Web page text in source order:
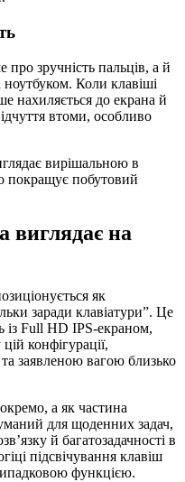
зручність пальців, а й
Коли клавіші
нахиляється до екрана й
втоми, особливо
вирішальною в
покращує побутовий
виглядає на
як
заради клавіатури”. Це
із Full HD IPS-екраном,
конфігурації,
заявленою вагою близько
а як частина
для щоденних задач,
й багатозадачності в
підсвічування клавіш
функцією.